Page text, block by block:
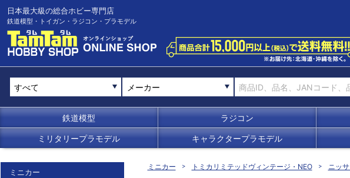
日本最大級の総合ホビー専門店
鉄道模型・トイガン・ラジコン・プラモデル
メーカー
鉄道模型 ラジコン
ミリタリープラモデル キャラクタープラモデル
ミニカー トミカリミテッドヴィンテージ・NEO ニッ
ミニカー